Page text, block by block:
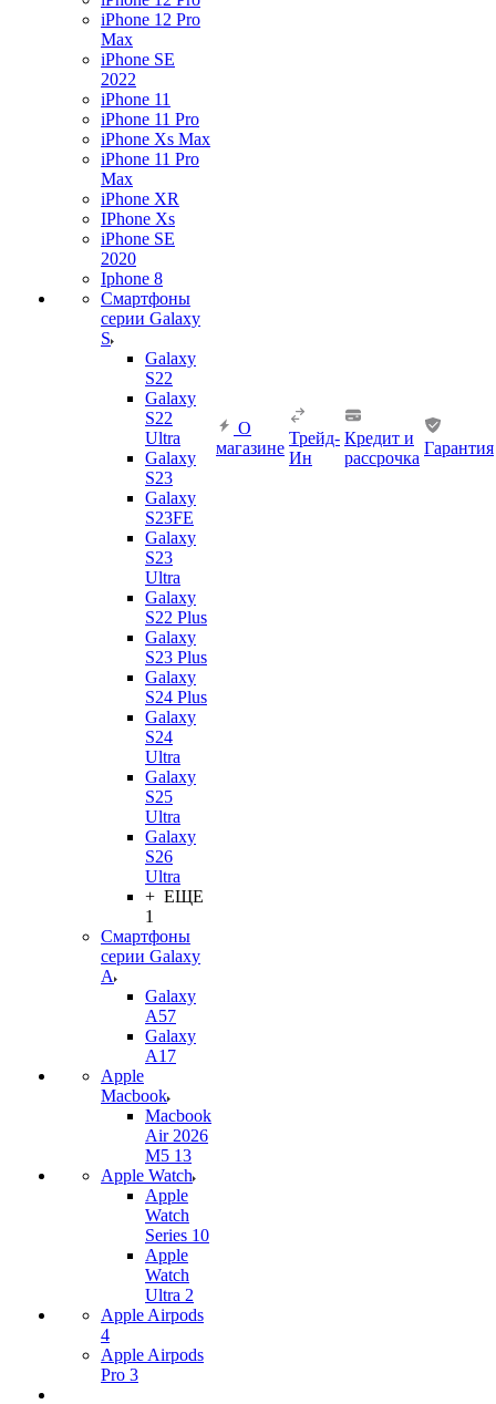
iPhone 12 Pro
Max
iPhone SE
2022
iPhone 11
iPhone 11 Pro
iPhone Xs Max
iPhone 11 Pro
Max
iPhone XR
IPhone Xs
iPhone SE
2020
Iphone 8
Смартфоны
серии Galaxy
S
Galaxy
S22
Galaxy
S22
Ultra
Galaxy
S23
Galaxy
S23FE
Galaxy
S23
Ultra
Galaxy
S22 Plus
Galaxy
S23 Plus
Galaxy
S24 Plus
Galaxy
S24
Ultra
Galaxy
S25
Ultra
Galaxy
S26
Ultra
+ ЕЩЕ
1
Смартфоны
серии Galaxy
A
Galaxy
A57
Galaxy
A17
Apple
Macbook
Macbook
Air 2026
M5 13
Apple Watch
Apple
Watch
Series 10
Apple
Watch
Ultra 2
Apple Airpods
4
Apple Airpods
Pro 3
О
магазине
Трейд-
Ин
Кредит и
рассрочка
Гарантия